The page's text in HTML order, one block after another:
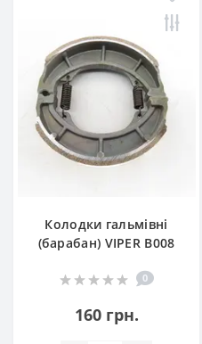
Колодки гальмівні
(барабан) VIPER B008
0
160 грн.